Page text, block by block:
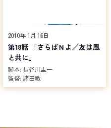
2010年 1月 16日
第18話 「さらばＮよ／友は風
と共に」
脚本: 長谷川圭一
監督: 諸田敏